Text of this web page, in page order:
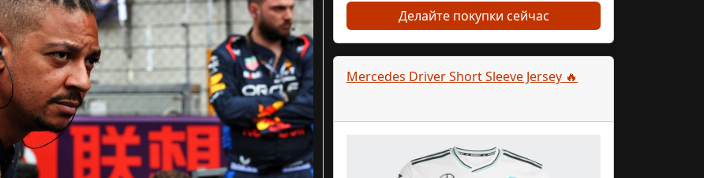
Делайте покупки сейчас
Mercedes Driver Short Sleeve Jersey 🔥